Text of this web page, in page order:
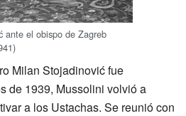
ante el obispo de Zagreb
Milan Stojadinović fue
de 1939, Mussolini volvió a
a los Ustachas. Se reunió con